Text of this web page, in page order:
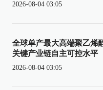
2026-08-04 03:05
全球单产最大高端聚乙烯
关键产业链自主可控水平
2026-08-04 03:05